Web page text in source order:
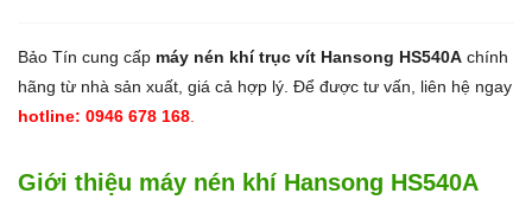
Bảo Tín cung cấp máy nén khí trục vít Hansong HS540A chính
hãng từ nhà sản xuất, giá cả hợp lý. Để được tư vấn, liên hệ ngay
hotline: 0946 678 168
Giới thiệu máy nén khí Hansong HS540A